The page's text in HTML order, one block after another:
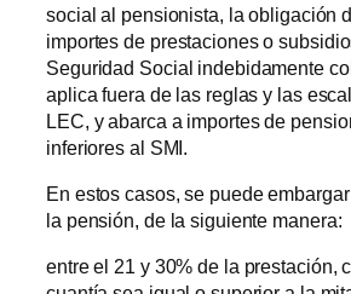
social al pensionista, la obligación
importes de prestaciones o
Seguridad Social indebidamente
aplica fuera de las reglas y las
LEC, y abarca a importes de
inferiores al SMI.
En estos casos, se puede
la pensión, de la siguiente manera:
entre el 21 y 30% de la prestación,